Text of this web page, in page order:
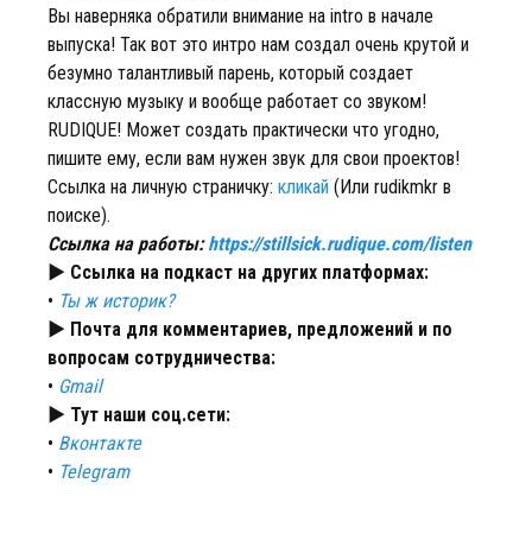
Вы наверняка обратили внимание на intro в начале
выпуска! Так вот это интро нам создал очень крутой и
безумно талантливый парень, который создает
классную музыку и вообще работает со звуком!
RUDIQUE! Может создать практически что угодно,
пишите ему, если вам нужен звук для свои проектов!
Ссылка на личную страничку: кликай (Или rudikmkr в
поиске).
Ссылка на работы:https://stillsick.rudique.com/listen
► Ссылка на подкаст на других платформах:
• Ты ж историк?
► Почта для комментариев, предложений и по
вопросам сотрудничества:
• Gmail
► Тут наши соц.сети:
• Вконтакте
• Telegram